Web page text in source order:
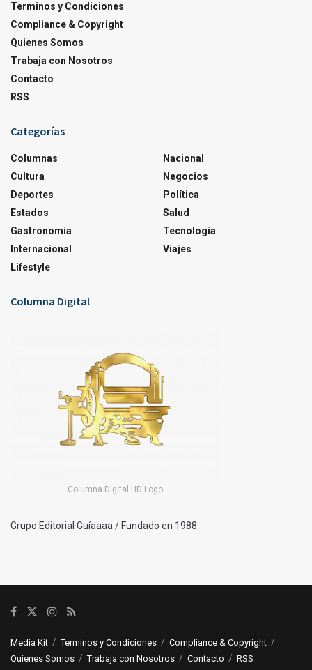
Terminos y Condiciones
Compliance & Copyright
Quienes Somos
Trabaja con Nosotros
Contacto
RSS
Categorías
Columnas
Cultura
Deportes
Estados
Gastronomía
Internacional
Lifestyle
Nacional
Negocios
Política
Salud
Tecnología
Viajes
Columna Digital
Columna Digital HD Logo
Grupo Editorial Guíaaaa / Fundado en 1988.
Media Kit Terminos y Condiciones
Compliance & Copyright
Quienes Somos
Trabaja con Nosotros Contacto RSS